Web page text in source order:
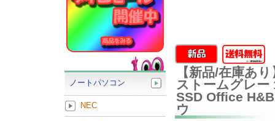
【新品/在庫あ
ストームグレ
SSD Office
ウ
ノートパソコン
NEC